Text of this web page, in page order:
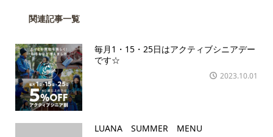
関連記事一覧
毎月1・15・25日はアクティブシニアデー
です☆
2023.10.01
LUANA SUMMER MENU